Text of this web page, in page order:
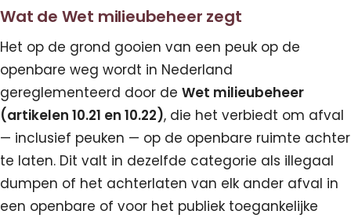
Wat de Wet milieubeheer zegt
Het op de grond gooien van een peuk op de
openbare weg wordt in Nederland
gereglementeerd door de Wet milieubeheer
(artikelen 10.21 en 10.22), die het verbiedt om afval
— inclusief peuken — op de openbare ruimte achter
te laten. Dit valt in dezelfde categorie als illegaal
dumpen of het achterlaten van elk ander afval in
een openbare of voor het publiek toegankelijke